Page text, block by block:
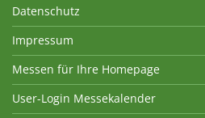
Datenschutz
Impressum
Messen für Ihre Homepage
User-Login Messekalender